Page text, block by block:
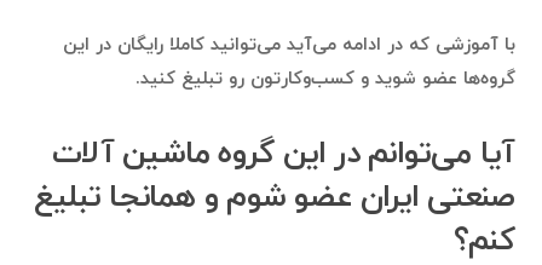
با آموزشی که در ادامه می‌آید می‌توانید کاملا رایگان در این
گروه‌ها عضو شوید و کسب‌وکارتون رو تبلیغ کنید.
آیا می‌توانم در این گروه ماشین آلات
صنعتی ایران عضو شوم و همانجا تبلیغ
کنم؟